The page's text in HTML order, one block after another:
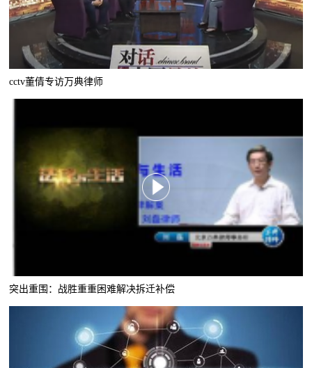
cctv董倩专访万典律师
突出重围：战胜重重困难解决拆迁补偿